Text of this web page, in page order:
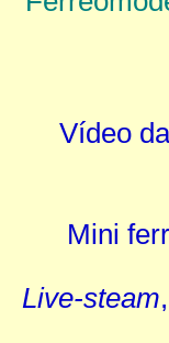
Vídeo
Mini
Live-steam